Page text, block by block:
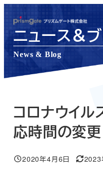
ン
コ
テ
ニュース＆
News & Blog
コロナウイ
応時間の変更
投稿日
2020年4月6日
更新日
2023